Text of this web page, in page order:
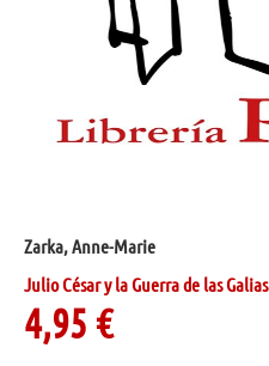
Zarka, Anne-Marie
Julio César y la Guerra de las Galias
4,95 €